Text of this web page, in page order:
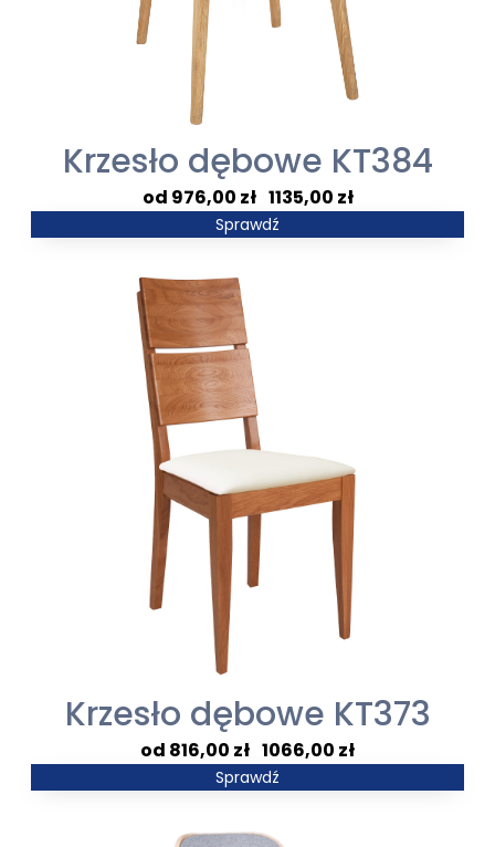
Krzesło dębowe KT384
976,00 zł– 1135,00 zł
Zakres
976,00 zł
do
1135,00 zł
Sprawdź
Krzesło dębowe KT373
816,00 zł 1066,00 zł
Zakres
816,00 zł
Sprawdź